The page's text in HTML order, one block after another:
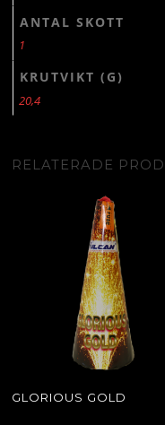
ANTAL SKOTT
1
KRUTVIKT (G)
20,4
RELATERADE
GLORIOUS GOLD